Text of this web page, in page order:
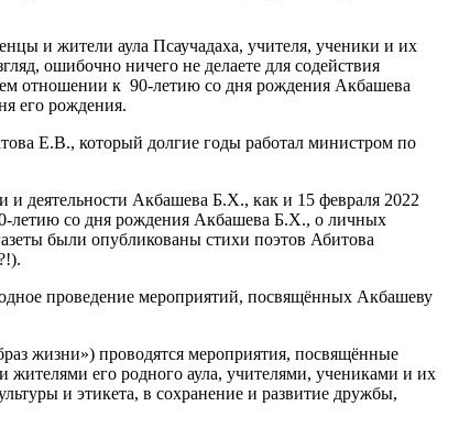
и жители аула Псаучадаха, учителя, ученики и их
ошибочно ничего не делаете для содействия
отношении к 90-летию со дня рождения Акбашева
его рождения.
Е.В., который долгие годы работал министром по
деятельности Акбашева Б.Х., как и 15 февраля 2022
летию со дня рождения Акбашева Б.Х., о личных
были опубликованы стихи поэтов Абитова
проведение мероприятий, посвящённых Акбашеву
жизни») проводятся мероприятия, посвящённые
его родного аула, учителями, учениками и их
и этикета, в сохранение и развитие дружбы,